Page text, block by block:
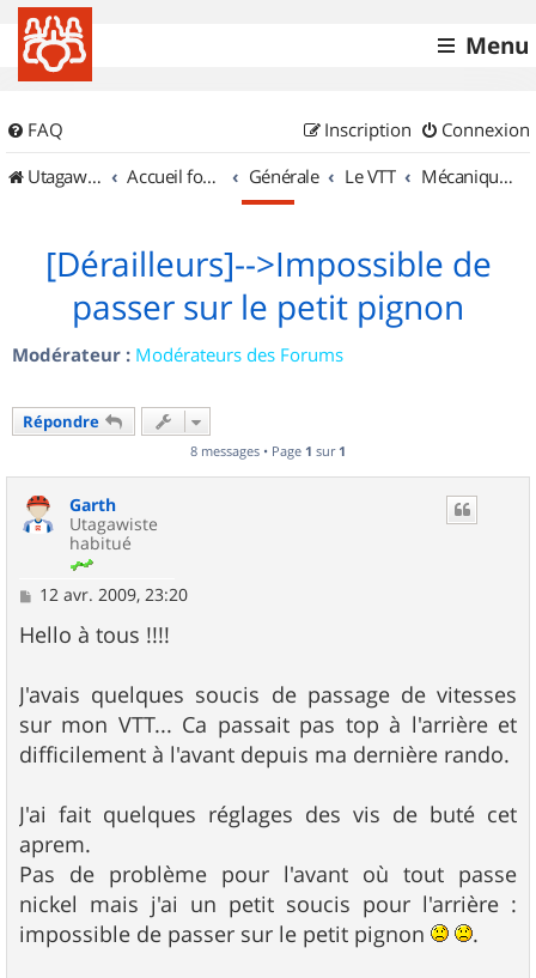
Menu
FAQ Connexion
Inscription
UtagawaVTT (Randos VTT et VTTAE avec traces GPS)
Accueil forum Générale Le VTT Mécanique et Entretiens
[Dérailleurs]-->Impossible de
passer sur le petit pignon
Modérateur : Modérateurs des Forums
Répondre
8 messages • Page 1 sur 1
Garth
Utagawiste
habitué
M
s
s
g
e
12 avr. 2009, 23:20
Hello à tous !!!!
J'avais quelques soucis de passage de vitesses
sur mon VTT... Ca passait pas top à l'arrière et
difficilement à l'avant depuis ma dernière rando.
J'ai fait quelques réglages des vis de buté cet
aprem.
Pas de problème pour l'avant où tout passe
nickel mais j'ai un petit soucis pour l'arrière :
impossible de passer sur le petit pignon
.